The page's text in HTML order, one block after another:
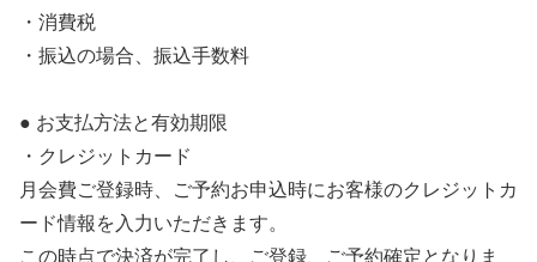
・消費税
・振込の場合、振込手数料
​​● お支払方法と有効期限
・クレジットカード
月会費ご登録時、ご予約お申込時にお客様のクレジットカ
ード情報を入力いただきます。
この時点で決済が完了し、ご登録、ご予約確定となりま